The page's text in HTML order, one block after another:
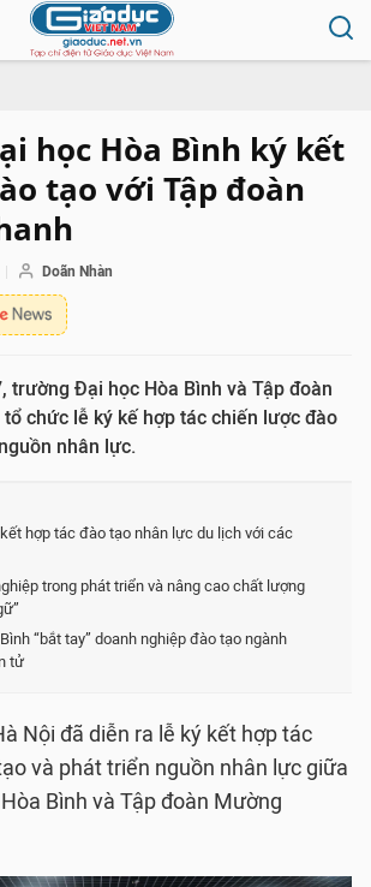
học Hòa Bình ký kết
tạo với Tập đoàn
Doãn Nhàn
trường Đại học Hòa Bình và Tập đoàn
chức lễ ký kế hợp tác chiến lược đào
nhân lực.
hợp tác đào tạo nhân lực du lịch với các
trong phát triển và nâng cao chất lượng
“bắt tay” doanh nghiệp đào tạo ngành
tử
Nội đã diễn ra lễ ký kết hợp tác
và phát triển nguồn nhân lực giữa
Bình và Tập đoàn Mường